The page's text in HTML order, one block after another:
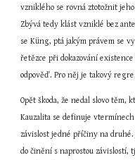
vzniklého se rovná ztotožnit
Zbývá tedy klást vzniklé bez
se Küng, ptá jakým právem se
řetězce při dokazování
odpověď. Pro něj je takový
Opět škoda, že nedal slovo těm,
Kauzalita se definuje
závislost jedné příčiny na druhé.
do činění s naprostou závislostí,